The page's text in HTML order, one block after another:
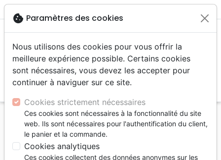
menu
Accueil Auteurs Bosc Michel
Michel Bosc
Mon année de
cookie Paramètres des cookies
Nous utilisons des cookies pour vous offrir la
meilleure expérience possible. Certains cookies
sont nécessaires, vous devez les accepter pour
continuer à naviguer sur ce site.
Cookies strictement nécessaires
Ces cookies sont nécessaires à la fonctionnalité du site
web. Ils sont nécessaires pour l'authentification du client,
le panier et la commande.
Cookies analytiques
Ces cookies collectent des données anonymes sur les